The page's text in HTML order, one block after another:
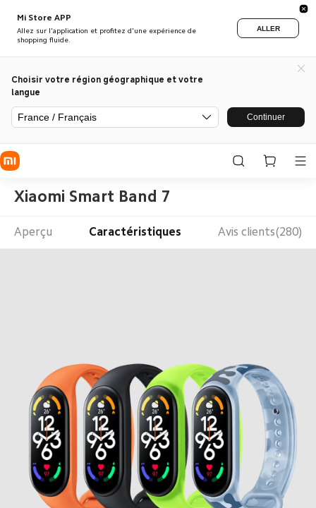
Mi Store APP
Allez sur l'application et profitez d'une expérience de
shopping fluide.
ALLER
Choisir votre région géographique et votre
langue
France / Français Continuer
Xiaomi Smart Band 7
Aperçu Caractéristiques Avis clients(280)